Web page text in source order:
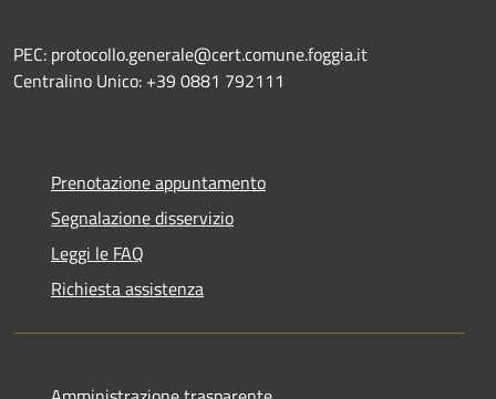
PEC: protocollo.generale@cert.comune.foggia.it
Centralino Unico: +39 0881 792111
Prenotazione appuntamento
Segnalazione disservizio
Leggi le FAQ
Richiesta assistenza